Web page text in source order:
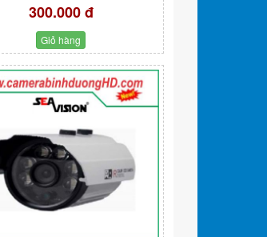
300.000 đ
Giỏ hàng